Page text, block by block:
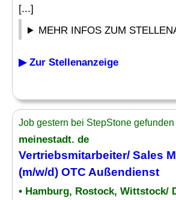
[...]
MEHR INFOS ZUM
▶ Zur Stellenanzeige
Job gestern bei StepStone gefunden
meinestadt. de
Vertriebsmitarbeiter/ Sales
(m/w/d) OTC Außendienst
• Hamburg, Rostock, Wittstock/